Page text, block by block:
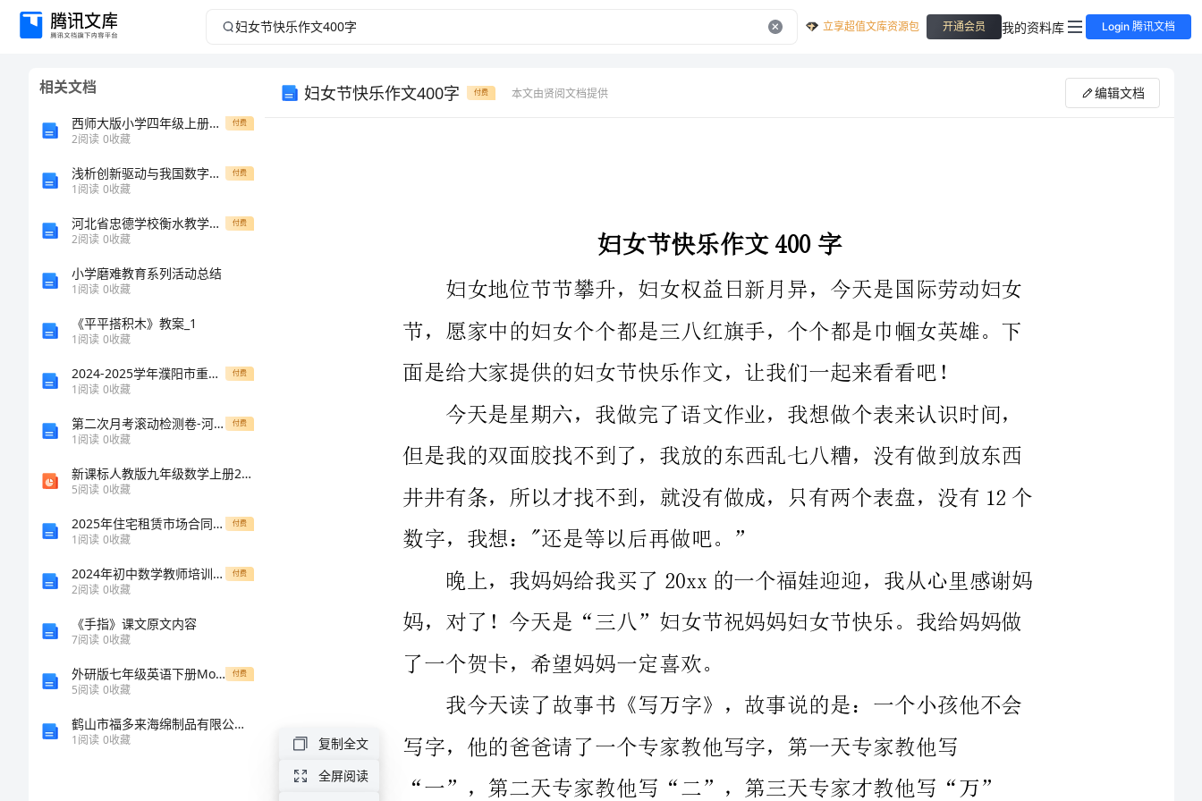
妇
立享超值文库资源包 开通会员 我的资料库 Login 腾讯文档
相关文档
西师大版小学四年级上册数学期末测试卷附答案（黄金题型） 付费
2阅读 0收藏
浅析创新驱动与我国数字经济发展 付费
1阅读 0收藏
河北省忠德学校衡水教学部2024年高一物理第一学期期末预测试题含解析 付费
2阅读 0收藏
小学磨难教育系列活动总结
1阅读 0收藏
《平平搭积木》教案_1
1阅读 0收藏
2024-2025学年濮阳市重点中学八年级物理上学期期中联考试题（含答案） 付费
1阅读 0收藏
第二次月考滚动检测卷-河北石家庄市42中物理八年级下册物质的物理属性专题训练试卷（含答案详解） 付费
1阅读 0收藏
新课标人教版九年级数学上册24.2.2-直线和圆的位置关系ppt课件
5阅读 0收藏
2025年住宅租赁市场合同查询手册 付费
1阅读 0收藏
2024年初中数学教师培训总结 付费
2阅读 0收藏
《手指》课文原文内容
7阅读 0收藏
外研版七年级英语下册Module11Unit2Herearesomewaystowelcomethem教案 付费
5阅读 0收藏
鹤山市福多来海绵制品有限公司介绍企业发展分析报告
1阅读 0收藏
妇女节快乐作文400字 付费 本文由贤阅文档提供 编辑文档
人陪爸爸喝酒，他回到屋里画了好几个人，想让爸爸看看漂亮不漂
亮，他的爸爸进了屋一看，地上全都是纸，上面都画了人物。他的
节，愿家中的妇女个个都是三八红旗手，个个都是巾帼女英雄。下
面是给大家提供的妇女节快乐作文，让我们一起来看看吧！
今天是星期六，我做完了语文作业，我想做个表来认识时间，
井井有条，所以才找不到，就没有做成，只有两个表盘，没有12个
数字，我想："还是等以后再做吧。”
晚上，我妈妈给我买了20xx的一个福娃迎迎，我从心里感谢妈
妈，对了！今天是“三八”妇女节祝妈妈妇女节快乐。我给妈妈做
写字，他的爸爸请了一个专家教他写字，第一天专家教他写
“一”，第二天专家教他写“二”，第三天专家才教他写“万”
复制全文
全屏阅读